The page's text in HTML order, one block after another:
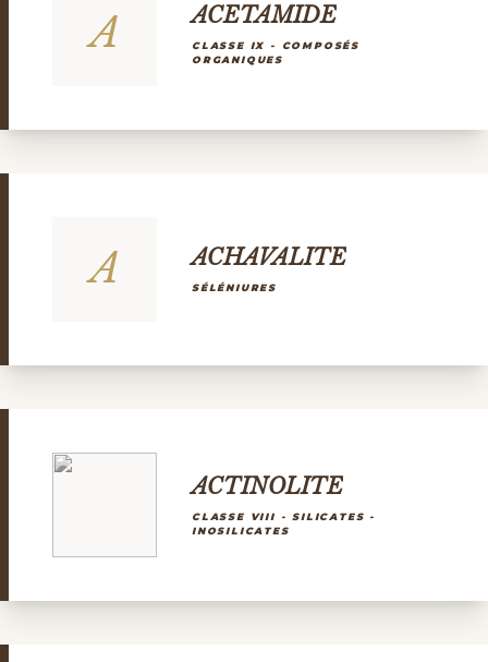
A ACETAMIDE
CLASSE IX - COMPOSÉS
ORGANIQUES
A ACHAVALITE
SÉLÉNIURES
ACTINOLITE
CLASSE VIII - SILICATES -
INOSILICATES